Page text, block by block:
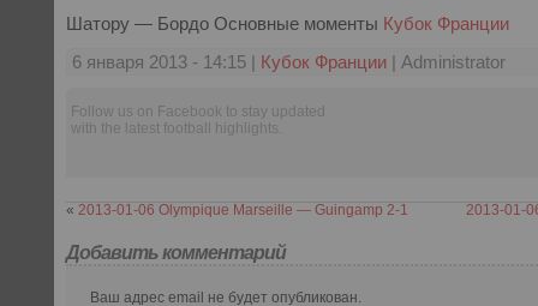
Шатору — Бордо Основные моменты Кубок Франции
6 января 2013 - 14:15 | Кубок Франции | Administrator
Follow us on Facebook to stay updated
with the latest football highlights.
« 2013-01-06 Olympique Marseille — Guingamp 2-1 2013-01-
Добавить комментарий
Ваш адрес email не будет опубликован.